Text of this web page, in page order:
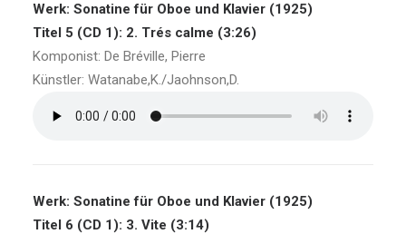
Werk: Sonatine für Oboe und Klavier (1925)
Titel 5 (CD 1): 2. Trés calme (3:26)
Komponist: De Bréville, Pierre
Künstler: Watanabe,K./Jaohnson,D.
Werk: Sonatine für Oboe und Klavier (1925)
Titel 6 (CD 1): 3. Vite (3:14)